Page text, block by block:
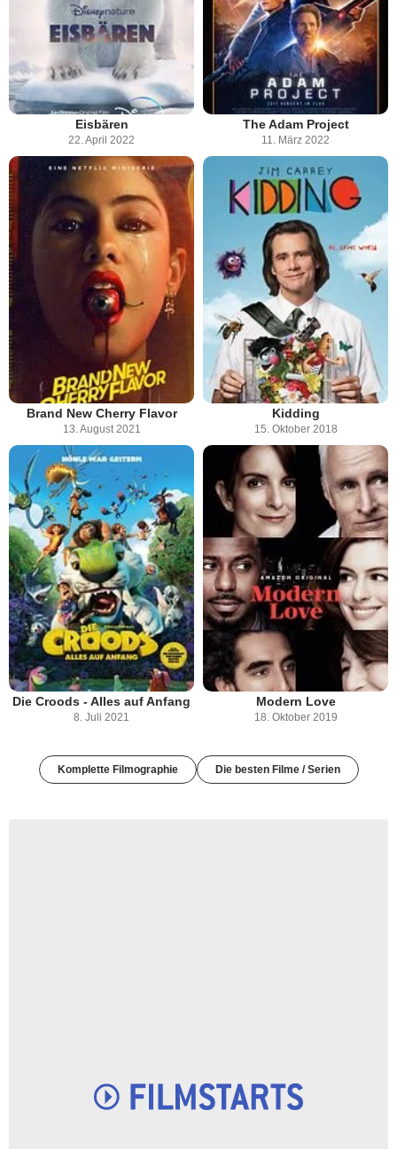
Eisbären
22. April 2022
The Adam Project
11. März 2022
Brand New Cherry Flavor
13. August 2021
Kidding
15. Oktober 2018
Die Croods - Alles auf Anfang
8. Juli 2021
Modern Love
18. Oktober 2019
Komplette Filmographie Die besten Filme / Serien